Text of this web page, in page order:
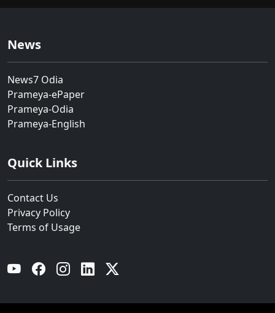
News
News7 Odia
Prameya-ePaper
Prameya-Odia
Prameya-English
Quick Links
Contact Us
Privacy Policy
Terms of Usage
YouTube Facebook Instagram Linkedin